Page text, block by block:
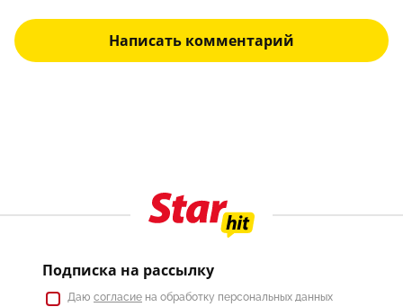
Написать комментарий
Подписка на рассылку
Даю согласие на обработку персональных данных